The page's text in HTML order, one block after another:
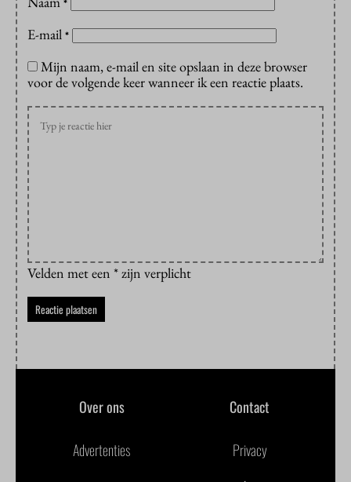
*
E-mail *
Mijn naam, e-mail en site opslaan in deze browser
voor de volgende keer wanneer ik een reactie plaats.
Velden met een * zijn verplicht
Over ons Contact
Advertenties Privacy